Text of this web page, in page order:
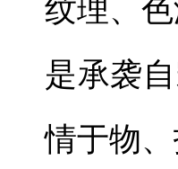
纹理、
是承袭
情于物